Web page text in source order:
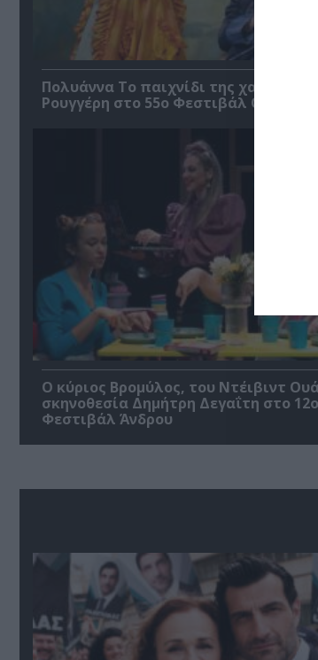
Πολυάννα Το παιχνίδι της χαράς,
Ρουγγέρη στο 55ο Φεστιβάλ
O κύριος Βρομύλος, του Ντέιβιντ
σκηνοθεσία Δημήτρη Δεγαΐτη στο
Φεστιβάλ Άνδρου